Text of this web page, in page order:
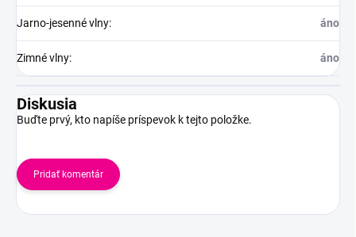
Jarno-jesenné vlny: áno
Zimné vlny: áno
Diskusia
Buďte prvý, kto napíše príspevok k tejto položke.
Pridať komentár